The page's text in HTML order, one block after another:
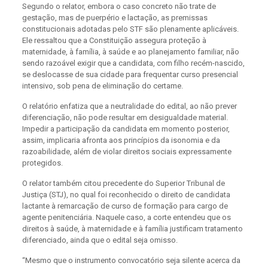
Segundo o relator, embora o caso concreto não trate de
gestação, mas de puerpério e lactação, as premissas
constitucionais adotadas pelo STF são plenamente aplicáveis.
Ele ressaltou que a Constituição assegura proteção à
maternidade, à família, à saúde e ao planejamento familiar, não
sendo razoável exigir que a candidata, com filho recém-nascido,
se deslocasse de sua cidade para frequentar curso presencial
intensivo, sob pena de eliminação do certame.
O relatório enfatiza que a neutralidade do edital, ao não prever
diferenciação, não pode resultar em desigualdade material.
Impedir a participação da candidata em momento posterior,
assim, implicaria afronta aos princípios da isonomia e da
razoabilidade, além de violar direitos sociais expressamente
protegidos.
O relator também citou precedente do Superior Tribunal de
Justiça (STJ), no qual foi reconhecido o direito de candidata
lactante à remarcação de curso de formação para cargo de
agente penitenciária. Naquele caso, a corte entendeu que os
direitos à saúde, à maternidade e à família justificam tratamento
diferenciado, ainda que o edital seja omisso.
“Mesmo que o instrumento convocatório seja silente acerca da